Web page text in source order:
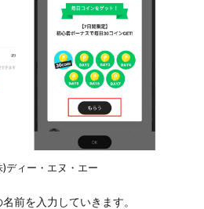
)ディー・エヌ・エー
前を入力していきます。